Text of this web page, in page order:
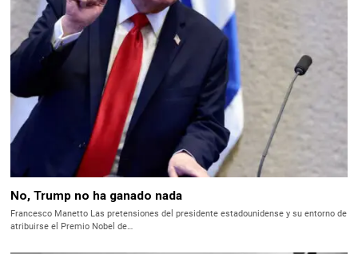
No, Trump no ha ganado nada
Francesco Manetto Las pretensiones del presidente estadounidense y su entorno de
atribuirse el Premio Nobel de…